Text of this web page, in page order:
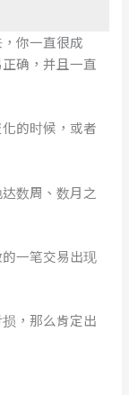
你一直很成
确，并且一直
的时候，或者
数周、数月之
一笔交易出现
，那么肯定出